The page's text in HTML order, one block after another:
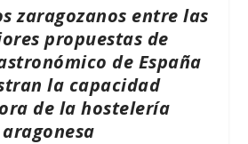
zaragozanos entre las
propuestas de
de España
la capacidad
de la hostelería
aragonesa